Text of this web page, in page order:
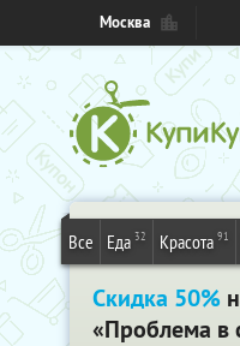
Москва
Все Еда 32 Красота 91
Скидка 50%
«Проблема в